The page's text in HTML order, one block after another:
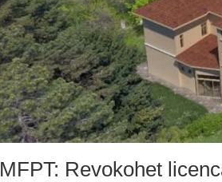
MFPT: Revokohet